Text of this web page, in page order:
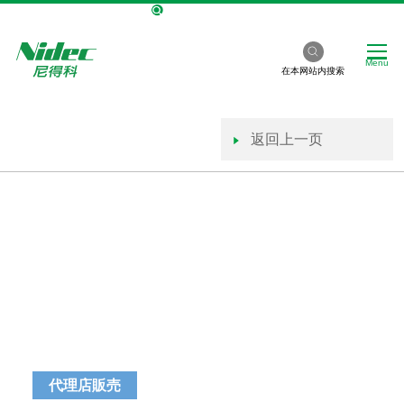
在本网站内搜索 Menu
返回上一页
代理店販売